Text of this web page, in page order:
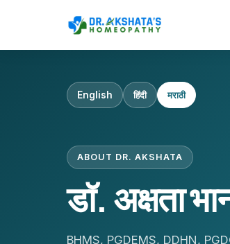
English हिंदी मराठी
ABOUT DR. AKSHATA
डॉ. अक्षता
BHMS, PGDEMS, DDHN,